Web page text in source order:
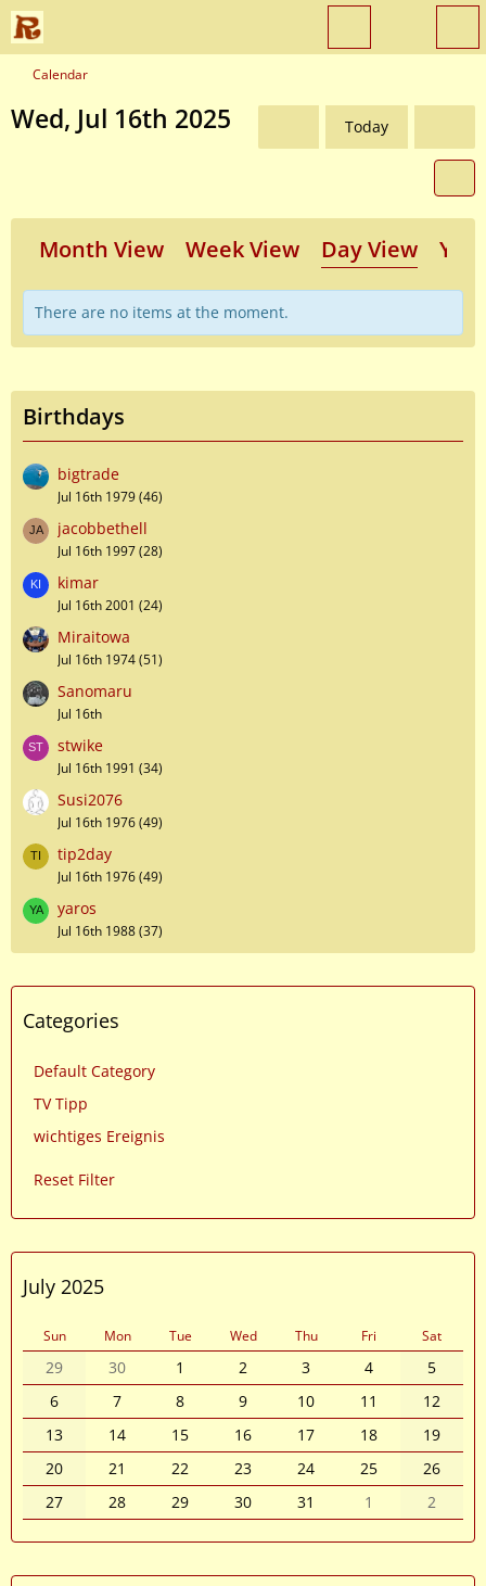
Calendar
Wed, Jul 16th 2025 Today
Month View Week View Day View
There are no items at the moment.
Birthdays
bigtrade
Jul 16th 1979 (46)
jacobbethell
Jul 16th 1997 (28)
kimar
Jul 16th 2001 (24)
Miraitowa
Jul 16th 1974 (51)
Sanomaru
Jul 16th
stwike
Jul 16th 1991 (34)
Susi2076
Jul 16th 1976 (49)
tip2day
Jul 16th 1976 (49)
yaros
Jul 16th 1988 (37)
Categories
Default Category
TV Tipp
wichtiges Ereignis
Reset Filter
July 2025
Sun Mon Tue Wed Thu Fri Sat
29 30 1 2 3 4
5
6
7 8 9 10 11
12
13
14 15 16 17 18
19
20
21 22 23 24 25
26
27
28 29 30 31 1 2